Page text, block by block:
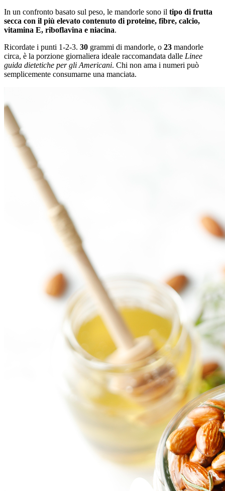
In un confronto basato sul peso, le mandorle sono il tipo di frutta
secca con il più elevato contenuto di proteine, fibre, calcio,
vitamina E, riboflavina e niacina.
Ricordate i punti 1-2-3. 30 grammi di mandorle, o 23 mandorle
circa, è la porzione giornaliera ideale raccomandata dalle Linee
guida dietetiche per gli Americani. Chi non ama i numeri può
semplicemente consumarne una manciata.